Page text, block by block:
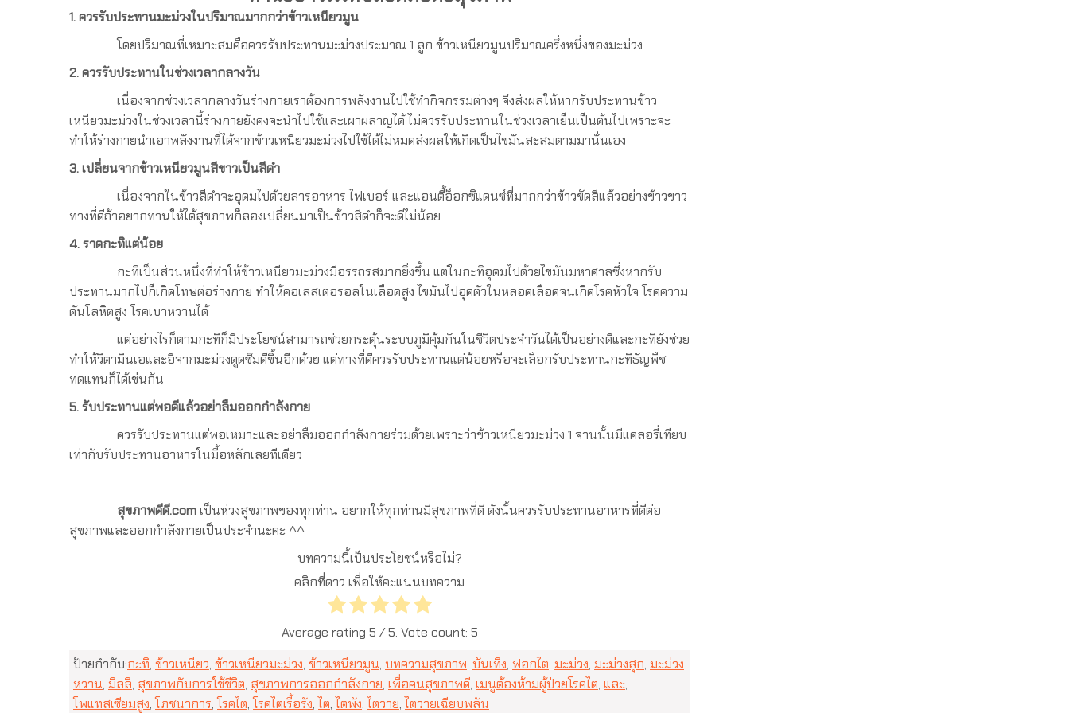
1. ควรรับประทานมะม่วงในปริมาณมากกว่าข้าวเหนียวมูน
โดยปริมาณที่เหมาะสมคือควรรับประทานมะม่วงประมาณ 1 ลูก ข้าวเหนียวมูนปริมาณครึ่งหนึ่งของมะม่วง
2. ควรรับประทานในช่วงเวลากลางวัน
เนื่องจากช่วงเวลากลางวันร่างกายเราต้องการพลังงานไปใช้ทำกิจกรรมต่างๆ จึงส่งผลให้หากรับประทานข้าว
เหนียวมะม่วงในช่วงเวลานี้ร่างกายยังคงจะนำไปใช้และเผาผลาญได้ ไม่ควรรับประทานในช่วงเวลาเย็นเป็นต้นไปเพราะจะ
ทำให้ร่างกายนำเอาพลังงานที่ได้จากข้าวเหนียวมะม่วงไปใช้ได้ไม่หมดส่งผลให้เกิดเป็นไขมันสะสมตามมานั่นเอง
3. เปลี่ยนจากข้าวเหนียวมูนสีขาวเป็นสีดำ
เนื่องจากในข้าวสีดำจะอุดมไปด้วยสารอาหาร ไฟเบอร์ และแอนตี้อ็อกซิแดนซ์ที่มากกว่าข้าวขัดสีแล้วอย่างข้าวขาว
ทางที่ดีถ้าอยากทานให้ได้สุขภาพก็ลองเปลี่ยนมาเป็นข้าวสีดำก็จะดีไม่น้อย
4. ราดกะทิแต่น้อย
กะทิเป็นส่วนหนึ่งที่ทำให้ข้าวเหนียวมะม่วงมีอรรถรสมากยิ่งขึ้น แต่ในกะทิอุดมไปด้วยไขมันมหาศาลซึ่งหากรับ
ประทานมากไปก็เกิดโทษต่อร่างกาย ทำให้คอเลสเตอรอลในเลือดสูง ไขมันไปอุดตัวในหลอดเลือดจนเกิดโรคหัวใจ โรคความ
ดันโลหิตสูง โรคเบาหวานได้
แต่อย่างไรก็ตามกะทิก็มีประโยชน์สามารถช่วยกระตุ้นระบบภูมิคุ้มกันในชีวิตประจำวันได้เป็นอย่างดีและกะทิยังช่วย
ทำให้วิตามินเอและอีจากมะม่วงดูดซึมดีขึ้นอีกด้วย แต่ทางที่ดีควรรับประทานแต่น้อยหรือจะเลือกรับประทานกะทิธัญพืช
ทดแทนก็ได้เช่นกัน
5. รับประทานแต่พอดีแล้วอย่าลืมออกกำลังกาย
ควรรับประทานแต่พอเหมาะและอย่าลืมออกกำลังกายร่วมด้วยเพราะว่าข้าวเหนียวมะม่วง 1 จานนั้นมีแคลอรี่เทียบ
เท่ากับรับประทานอาหารในมื้อหลักเลยทีเดียว
สุขภาพดีดี.comเป็นห่วงสุขภาพของทุกท่าน อยากให้ทุกท่านมีสุขภาพที่ดี ดังนั้นควรรับประทานอาหารที่ดีต่อ
สุขภาพและออกกำลังกายเป็นประจำนะคะ ^^
บทความนี้เป็นประโยชน์หรือไม่?
คลิกที่ดาว เพื่อให้คะแนนบทความ
Average rating 5 / 5. Vote count: 5
ป้ายกำกับ:กะทิ, ข้าวเหนียว, ข้าวเหนียวมะม่วง, ข้าวเหนียวมูน, บทความสุขภาพ, บันเทิง, ฟอกไต, มะม่วง, มะม่วงสุก, มะม่วง
หวาน, มิลลิ, สุขภาพกับการใช้ชีวิต, สุขภาพการออกกำลังกาย, เพื่อคนสุขภาพดี, เมนูต้องห้ามผู้ป่วยโรคไต, และ,
โพแทสเซียมสูง,โภชนาการ,โรคไต,โรคไตเรื้อรัง, ไต, ไตพัง, ไตวาย, ไตวายเฉียบพลัน